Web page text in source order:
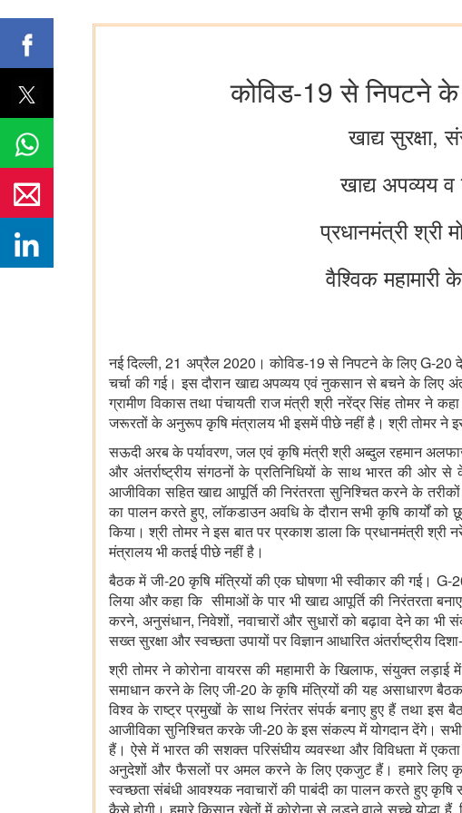
कोविड-19 से निपटने
खाद्य सुरक्षा,
खाद्य अपव्यय
प्रधानमंत्री
वैश्विक
नई दिल्ली, 21 अप्रैल 2020। कोविड-19 से निपटने के लिए G-20
चर्चा की गई। इस दौरान खाद्य अपव्यय एवं नुकसान से बचने के लिए
ग्रामीण विकास तथा पंचायती राज मंत्री श्री नरेंद्र सिंह तोमर ने
जरूरतों के अनुरूप कृषि मंत्रालय भी इसमें पीछे नहीं है। श्री तोमर ने
सऊदी अरब के पर्यावरण, जल एवं कृषि मंत्री श्री अब्दुल रहमान
और अंतर्राष्ट्रीय संगठनों के प्रतिनिधियों के साथ भारत की ओर से
आजीविका सहित खाद्य आपूर्ति की निरंतरता सुनिश्चित करने के
का पालन करते हुए, लॉकडाउन अवधि के दौरान सभी कृषि कार्यों
किया। श्री तोमर ने इस बात पर प्रकाश डाला कि प्रधानमंत्री
मंत्रालय भी कतई पीछे नहीं है।
बैठक में जी-20 कृषि मंत्रियों की एक घोषणा भी स्वीकार की गई।
लिया और कहा कि सीमाओं के पार भी खाद्य आपूर्ति की निरंतरता
करने, अनुसंधान, निवेशों, नवाचारों और सुधारों को बढ़ावा देने का
सख्त सुरक्षा और स्वच्छता उपायों पर विज्ञान आधारित अंतर्राष्ट्रीय
श्री तोमर ने कोरोना वायरस की महामारी के खिलाफ, संयुक्त
समाधान करने के लिए जी-20 के कृषि मंत्रियों की यह असाधारण बैठक
विश्व के राष्ट्र प्रमुखों के साथ निरंतर संपर्क बनाए हुए हैं तथा इस
आजीविका सुनिश्चित करके जी-20 के इस संकल्प में योगदान देंगे। सभी
हैं। ऐसे में भारत की सशक्त परिसंघीय व्यवस्था और विविधता में
अनुदेशों और फैसलों पर अमल करने के लिए एकजुट हैं। हमारे लिए
स्वच्छता संबंधी आवश्यक नवाचारों की पाबंदी का पालन करते हुए